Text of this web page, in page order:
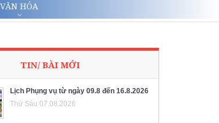
VĂN HÓA
TIN/ BÀI MỚI
Lịch Phụng vụ từ ngày 09.8 đến 16.8.2026
Thứ Sáu 07.08.2026